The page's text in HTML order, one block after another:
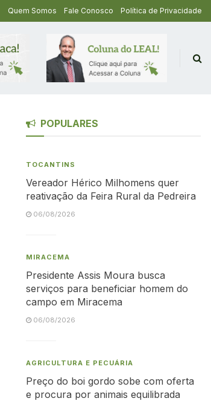
Quem Somos Fale Conosco Política de Privacidade
POPULARES
TOCANTINS
Vereador Hérico Milhomens quer
reativação da Feira Rural da Pedreira
06/08/2026
MIRACEMA
Presidente Assis Moura busca
serviços para beneficiar homem do
campo em Miracema
06/08/2026
AGRICULTURA E PECUÁRIA
Preço do boi gordo sobe com oferta
e procura por animais equilibrada